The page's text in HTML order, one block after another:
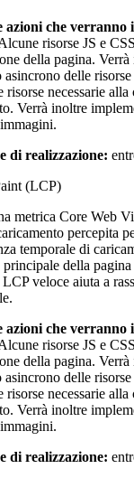
azioni che verranno
risorse JS e
della pagina.
asincrono delle
risorse necessarie
Verrà inoltre
di realizzazione:
(LCP)
metrica Core Web
percepita
temporale di
della
veloce aiuta a
azioni che verranno
risorse JS e
della pagina.
asincrono delle
risorse necessarie
Verrà inoltre
di realizzazione: